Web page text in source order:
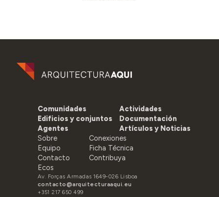
Comunidades
Edificios y conjuntos
Agentes
Actividades
Documentación
Artículos y Noticias
Sobre
Equipo
Contacto
Ecos
Conexiones
Ficha Técnica
Contribuya
Av. Forças Armadas 1649-026 Lisboa
contacto@arquitecturaaqui.eu
+351 217 650 499